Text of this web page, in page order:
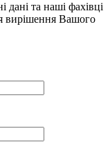
дані та наші фахівці
вирішення Вашого